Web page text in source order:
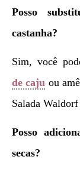
Posso
castanha?
Sim, você
de caju ou
Salada
Posso
secas?